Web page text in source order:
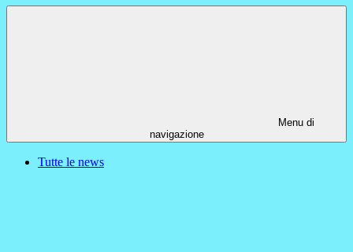
Menu di
navigazione
Tutte le news